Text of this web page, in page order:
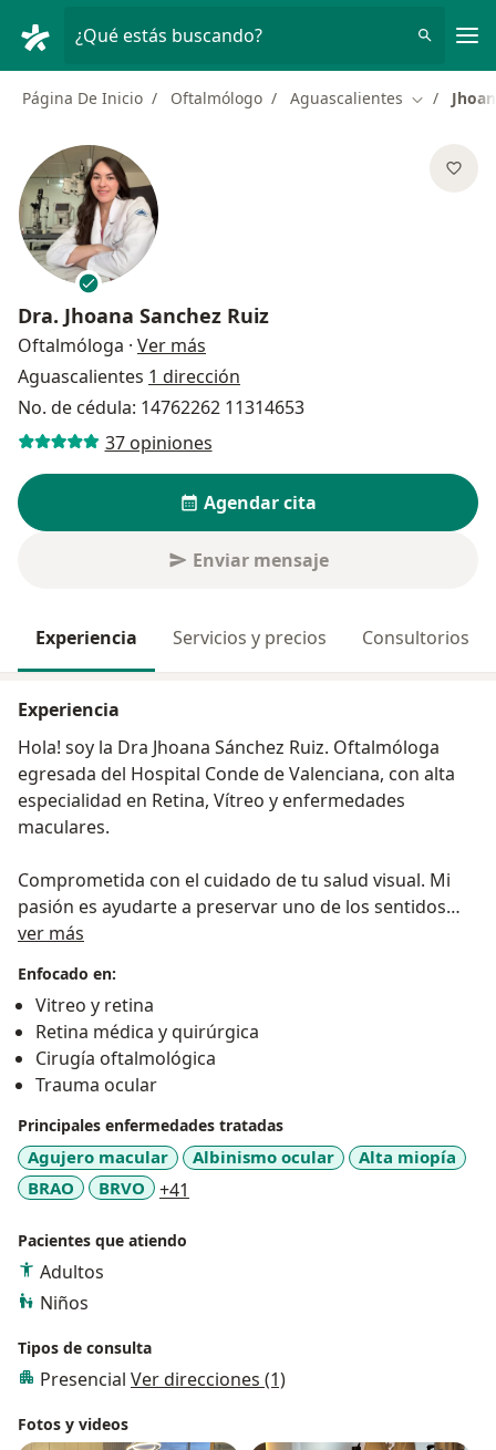
¿Qué estás buscando?
Página De Inicio Oftalmólogo Aguascalientes Cambiar
Dra. Jhoana Sanchez Ruiz
Oftalmóloga · Ver más
Aguascalientes 1 dirección
No. de cédula: 14762262 11314653
37 opiniones
Agendar cita
Enviar mensaje
Experiencia Servicios y precios Consultorios
Experiencia
Hola! soy la Dra Jhoana Sánchez Ruiz. Oftalmóloga
egresada del Hospital Conde de Valenciana, con alta
especialidad en Retina, Vítreo y enfermedades
maculares.
Comprometida con el cuidado de tu salud visual. Mi
pasión es ayudarte a preservar uno de los sentidos
más valiosas: la vista.
ver más
Enfocado en:
Vitreo y retina
Retina médica y quirúrgica
Cirugía oftalmológica
Trauma ocular
Principales enfermedades tratadas
Agujero macular Albinismo ocular
Alta miopía
BRAO
BRVO +41
Pacientes que atiendo
Adultos
Niños
Tipos de consulta
Presencial Ver direcciones (1)
Fotos y videos